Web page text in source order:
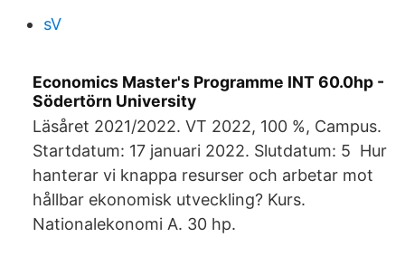
sV
Economics Master's Programme INT 60.0hp -
Södertörn University
Läsåret 2021/2022. VT 2022, 100 %, Campus.
Startdatum: 17 januari 2022. Slutdatum: 5 Hur
hanterar vi knappa resurser och arbetar mot
hållbar ekonomisk utveckling? Kurs.
Nationalekonomi A. 30 hp.